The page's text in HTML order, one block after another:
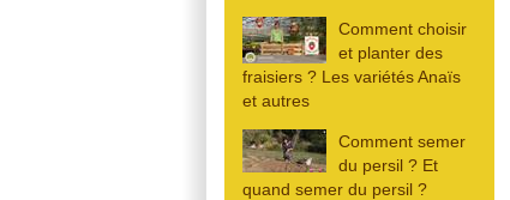
Comment choisir
et planter des
fraisiers ? Les variétés Anaïs
et autres
Comment semer
du persil ? Et
quand semer du persil ?